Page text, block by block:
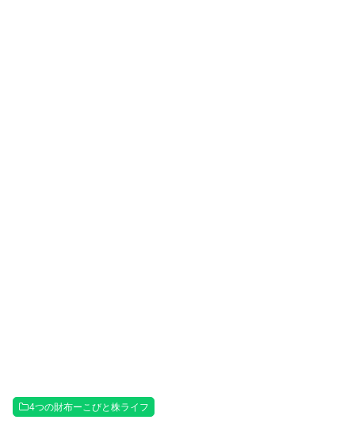
4つの財布ーこびと株ライフ